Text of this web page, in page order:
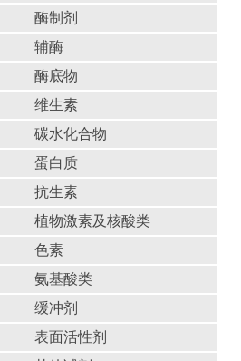
酶制剂
辅酶
酶底物
维生素
碳水化合物
蛋白质
抗生素
植物激素及核酸类
色素
氨基酸类
缓冲剂
表面活性剂